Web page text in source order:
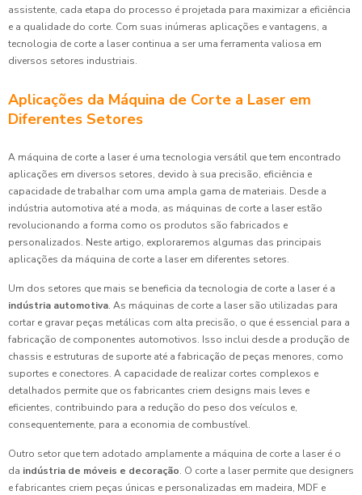
assistente, cada etapa do processo é projetada para maximizar a eficiência
e a qualidade do corte. Com suas inúmeras aplicações e vantagens, a
tecnologia de corte a laser continua a ser uma ferramenta valiosa em
diversos setores industriais.
Aplicações da Máquina de Corte a Laser em
Diferentes Setores
A máquina de corte a laser é uma tecnologia versátil que tem encontrado
aplicações em diversos setores, devido à sua precisão, eficiência e
capacidade de trabalhar com uma ampla gama de materiais. Desde a
indústria automotiva até a moda, as máquinas de corte a laser estão
revolucionando a forma como os produtos são fabricados e
personalizados. Neste artigo, exploraremos algumas das principais
aplicações da máquina de corte a laser em diferentes setores.
Um dos setores que mais se beneficia da tecnologia de corte a laser é a
indústria automotiva. As máquinas de corte a laser são utilizadas para
cortar e gravar peças metálicas com alta precisão, o que é essencial para a
fabricação de componentes automotivos. Isso inclui desde a produção de
chassis e estruturas de suporte até a fabricação de peças menores, como
suportes e conectores. A capacidade de realizar cortes complexos e
detalhados permite que os fabricantes criem designs mais leves e
eficientes, contribuindo para a redução do peso dos veículos e,
consequentemente, para a economia de combustível.
Outro setor que tem adotado amplamente a máquina de corte a laser é o
da indústria de móveis e decoração. O corte a laser permite que designers
e fabricantes criem peças únicas e personalizadas em madeira, MDF e